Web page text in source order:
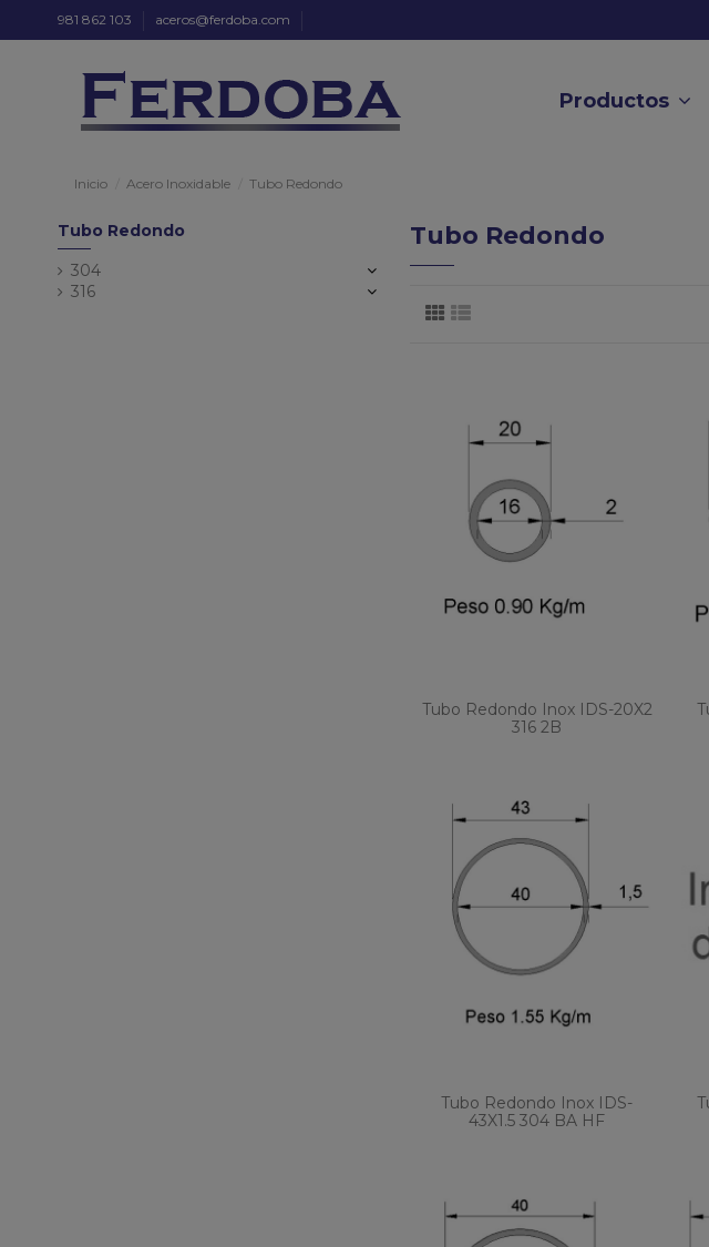
981 862 103 aceros@ferdoba.com
Productos
Inicio Acero Inoxidable Tubo Redondo
Tubo Redondo
Tubo Redondo Inox IDS-20X2
316 2B
Tubo Redondo Inox IDS-
43X1.5 304 BA HF
Tubo Redondo
304
316